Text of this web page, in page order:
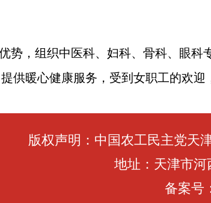
势，组织中医科、妇科、骨科、眼
供暖心健康服务，受到女职工的欢迎
版权声明：中国农工民主党天
地址：天津市
备案号